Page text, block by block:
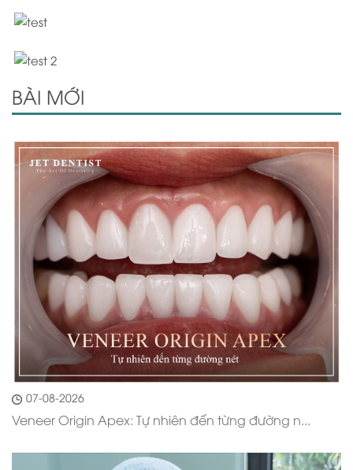
BÀI MỚI
07-08-2026
Veneer Origin Apex: Tự nhiên đến từng đường n...